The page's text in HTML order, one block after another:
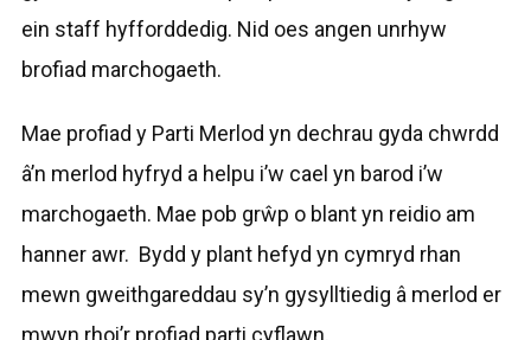
ein staff hyfforddedig. Nid oes angen unrhyw
brofiad marchogaeth.
Mae profiad y Parti Merlod yn dechrau gyda chwrdd
â’n merlod hyfryd a helpu i’w cael yn barod i’w
marchogaeth. Mae pob grŵp o blant yn reidio am
hanner awr. Bydd y plant hefyd yn cymryd rhan
mewn gweithgareddau sy’n gysylltiedig â merlod er